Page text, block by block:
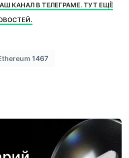
КАНАЛ В ТЕЛЕГРАМЕ. ТУТ ЕЩЁ
1467